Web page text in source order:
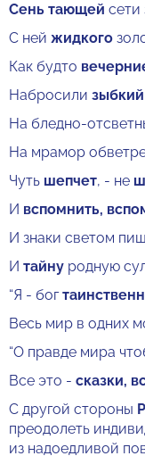
Сень тающей сети
С ней жидкого
Как будто
Набросили
На бледно-
На мрамор
Чуть шепчет, - не
И вспомнить,
И знаки светом
И тайну родную
“Я - бог
Весь мир в одних
“О правде мира
Все это - сказки,
С другой стороны
преодолеть
из надоедливой